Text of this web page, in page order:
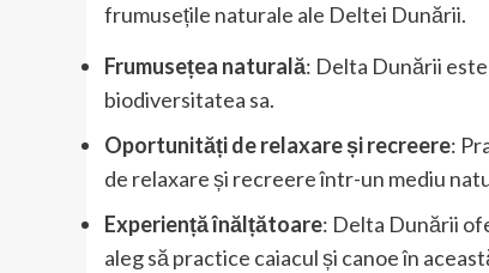
frumusețile naturale ale Deltei Dunării.
Frumusețea naturală: Delta Dunării
biodiversitatea sa.
Oportunități de relaxare și recreere:
de relaxare și recreere într-un mediu
Experiență înălțătoare: Delta Dunării
aleg să practice caiacul și canoe în